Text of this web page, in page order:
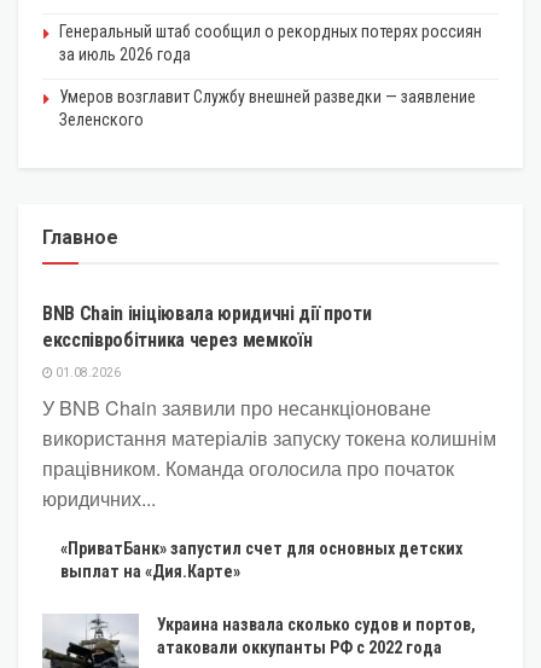
Генеральный штаб сообщил о рекордных потерях россиян
за июль 2026 года
Умеров возглавит Службу внешней разведки — заявление
Зеленского
Главное
КРИПТОВАЛЮТА
BNB Chain ініціювала юридичні дії проти
ексспівробітника через мемкоїн
01.08.2026
У BNB Chain заявили про несанкціоноване
використання матеріалів запуску токена колишнім
працівником. Команда оголосила про початок
юридичних...
«ПриватБанк» запустил счет для основных детских
выплат на «Дия.Карте»
Украина назвала сколько судов и портов,
атаковали оккупанты РФ с 2022 года